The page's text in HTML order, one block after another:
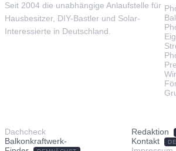
Seit 2004 die unabhängige Anlaufstelle für
Hausbesitzer, DIY-Bastler und Solar-
Interessierte in Deutschland.
Dachcheck
Balkonkraftwerk-
Redaktion
Kontakt